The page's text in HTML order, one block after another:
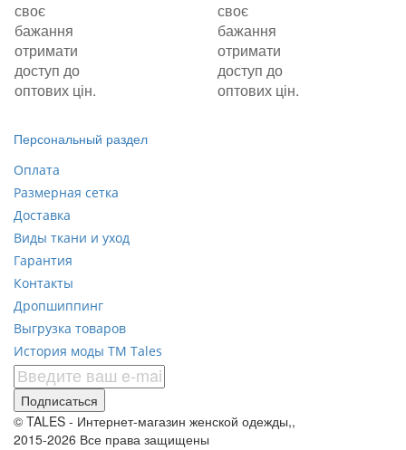
своє
бажання
отримати
доступ до
оптових цін.
своє
бажання
отримати
доступ до
оптових цін.
Персональный раздел
Оплата
Размерная сетка
Доставка
Виды ткани и уход
Гарантия
Контакты
Дропшиппинг
Выгрузка товаров
История моды ТМ Tales
Подписаться
© TALES - Интернет-магазин женской одежды,,
2015-2026 Все права защищены